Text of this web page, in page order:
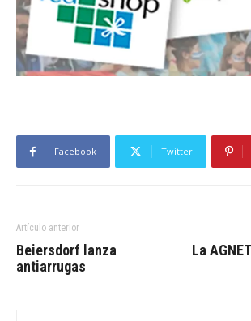
Facebook Twitter
Artículo anterior
Beiersdorf lanza
antiarrugas
La